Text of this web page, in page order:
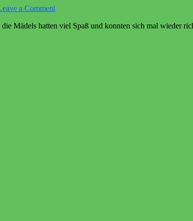
a Commenton
waren
Mädels hatten viel Spaß und konnten sich mal wieder